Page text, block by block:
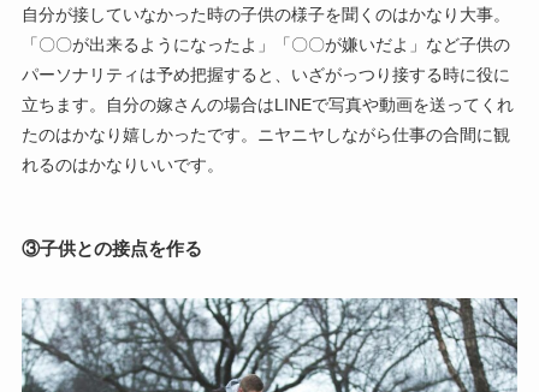
自分が接していなかった時の子供の様子を聞くのはかなり大事。
「〇〇が出来るようになったよ」「〇〇が嫌いだよ」など子供の
パーソナリティは予め把握すると、いざがっつり接する時に役に
立ちます。自分の嫁さんの場合はLINEで写真や動画を送ってくれ
たのはかなり嬉しかったです。ニヤニヤしながら仕事の合間に観
れるのはかなりいいです。
③子供との接点を作る